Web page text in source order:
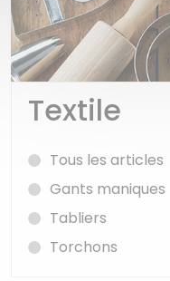
Textile
Tous les articles
Gants maniques
Tabliers
Torchons